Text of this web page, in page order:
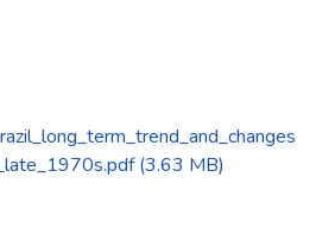
(3.63 MB)